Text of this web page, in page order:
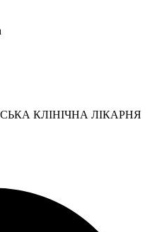
КЛІНІЧНА ЛІКАРНЯ